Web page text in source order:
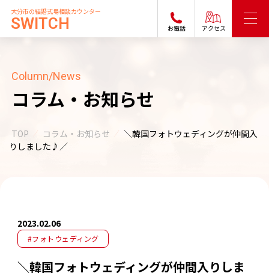
大分市の結婚式場相談カウンター
SWITCH お電話 アクセス
Column/News
コラム・お知らせ
TOP コラム・お知らせ
＼韓国フォトウェディングが仲間入
りしました♪／
2023.02.06
#フォトウェディング
＼韓国フォトウェディングが仲間入りしま